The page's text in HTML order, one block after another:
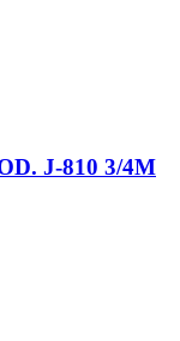
J-810 3/4M